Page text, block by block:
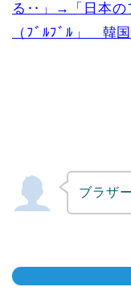
る‥」→「日本の
（ﾌﾞﾙﾌﾞﾙ」 韓
ブラザ